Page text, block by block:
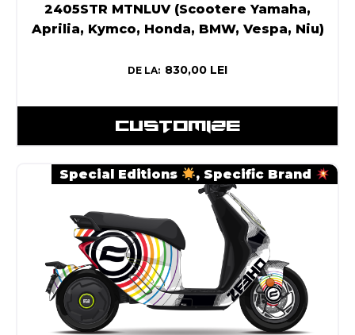
2405STR MTNLUV (Scootere Yamaha,
Aprilia, Kymco, Honda, BMW, Vespa, Niu)
DE LA: 830,00 LEI
CUSTOMIZE
Special Editions , Specific Brand